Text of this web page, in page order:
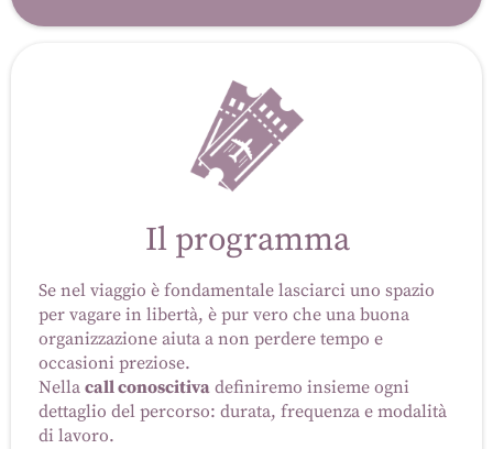
Il programma
Se nel viaggio è fondamentale lasciarci uno spazio
per vagare in libertà, è pur vero che una buona
organizzazione aiuta a non perdere tempo e
occasioni preziose.
Nella call conoscitiva definiremo insieme ogni
dettaglio del percorso: durata, frequenza e modalità
di lavoro.